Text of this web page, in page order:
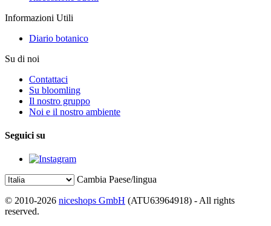
Informazioni Utili
Diario botanico
Su di noi
Contattaci
Su bloomling
Il nostro gruppo
Noi e il nostro ambiente
Seguici su
Cambia Paese/lingua
© 2010-2026 niceshops GmbH (ATU63964918) - All rights
reserved.